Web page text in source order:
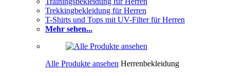
Trekkingbekleidung für Herren
T-Shirts und Tops mit UV-Filter für Herren
Mehr sehen...
Alle Produkte ansehen Herrenbekleidung